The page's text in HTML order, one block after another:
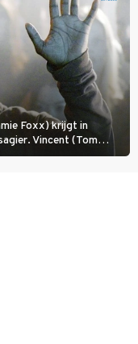
Foxx) krijgt in
Vincent (Tom
te loodsen om een